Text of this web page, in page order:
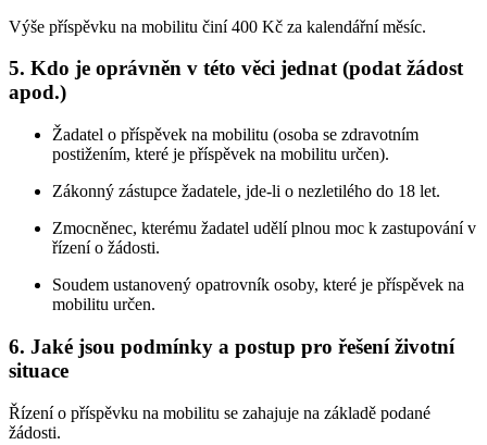
Výše příspěvku na mobilitu činí 400 Kč za kalendářní měsíc.
5. Kdo je oprávněn v této věci jednat (podat žádost
apod.)
Žadatel o příspěvek na mobilitu (osoba se zdravotním
postižením, které je příspěvek na mobilitu určen).
Zákonný zástupce žadatele, jde-li o nezletilého do 18 let.
Zmocněnec, kterému žadatel udělí plnou moc k zastupování v
řízení o žádosti.
Soudem ustanovený opatrovník osoby, které je příspěvek na
mobilitu určen.
6. Jaké jsou podmínky a postup pro řešení životní
situace
Řízení o příspěvku na mobilitu se zahajuje na základě podané
žádosti.